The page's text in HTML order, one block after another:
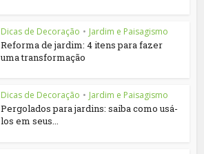
Dicas de Decoração • Jardim e Paisagismo
Reforma de jardim: 4 itens para fazer
uma transformação
Dicas de Decoração • Jardim e Paisagismo
Pergolados para jardins: saiba como usá-
los em seus...